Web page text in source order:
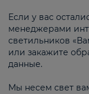
Если у вас
менеджерами
светильников
или закажите
данные.
Мы несем свет